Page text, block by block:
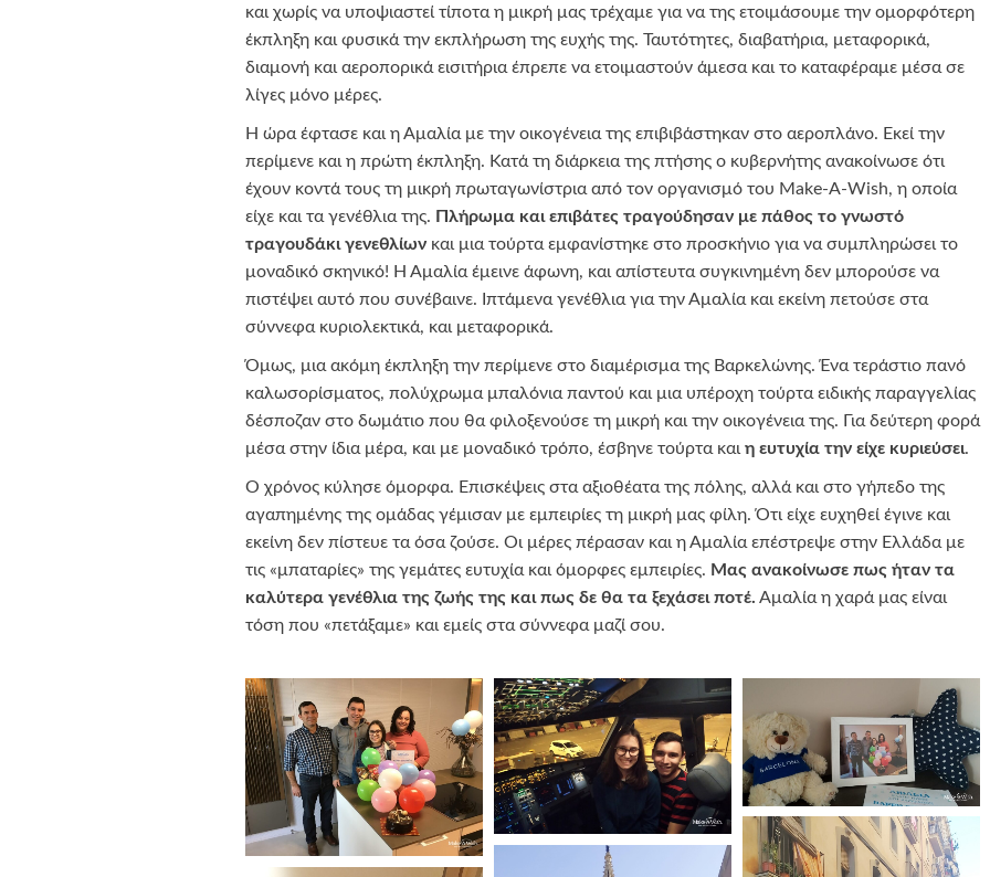
και χωρίς να υποψιαστεί τίποτα η μικρή μας τρέχαμε για να της ετοιμάσουμε την ομορφότερη
έκπληξη και φυσικά την εκπλήρωση της ευχής της. Ταυτότητες, διαβατήρια, μεταφορικά,
διαμονή και αεροπορικά εισιτήρια έπρεπε να ετοιμαστούν άμεσα και το καταφέραμε μέσα σε
λίγες μόνο μέρες.
Η ώρα έφτασε και η Αμαλία με την οικογένεια της επιβιβάστηκαν στο αεροπλάνο. Εκεί την
περίμενε και η πρώτη έκπληξη. Κατά τη διάρκεια της πτήσης ο κυβερνήτης ανακοίνωσε ότι
έχουν κοντά τους τη μικρή πρωταγωνίστρια από τον οργανισμό του Make-A-Wish, η οποία
είχε και τα γενέθλια της. Πλήρωμα και επιβάτες τραγούδησαν με πάθος το γνωστό
τραγουδάκι γενεθλίων και μια τούρτα εμφανίστηκε στο προσκήνιο για να συμπληρώσει το
μοναδικό σκηνικό! Η Αμαλία έμεινε άφωνη, και απίστευτα συγκινημένη δεν μπορούσε να
πιστέψει αυτό που συνέβαινε. Ιπτάμενα γενέθλια για την Αμαλία και εκείνη πετούσε στα
σύννεφα κυριολεκτικά, και μεταφορικά.
Όμως, μια ακόμη έκπληξη την περίμενε στο διαμέρισμα της Βαρκελώνης. Ένα τεράστιο πανό
καλωσορίσματος, πολύχρωμα μπαλόνια παντού και μια υπέροχη τούρτα ειδικής παραγγελίας
δέσποζαν στο δωμάτιο που θα φιλοξενούσε τη μικρή και την οικογένεια της. Για δεύτερη φορά
μέσα στην ίδια μέρα, και με μοναδικό τρόπο, έσβηνε τούρτα και η ευτυχία την είχε κυριεύσει.
Ο χρόνος κύλησε όμορφα. Επισκέψεις στα αξιοθέατα της πόλης, αλλά και στο γήπεδο της
αγαπημένης της ομάδας γέμισαν με εμπειρίες τη μικρή μας φίλη. Ότι είχε ευχηθεί έγινε και
εκείνη δεν πίστευε τα όσα ζούσε. Οι μέρες πέρασαν και η Αμαλία επέστρεψε στην Ελλάδα με
τις «μπαταρίες» της γεμάτες ευτυχία και όμορφες εμπειρίες. Μας ανακοίνωσε πως ήταν τα
καλύτερα γενέθλια της ζωής της και πως δε θα τα ξεχάσει ποτέ. Αμαλία η χαρά μας είναι
τόση που «πετάξαμε» και εμείς στα σύννεφα μαζί σου.